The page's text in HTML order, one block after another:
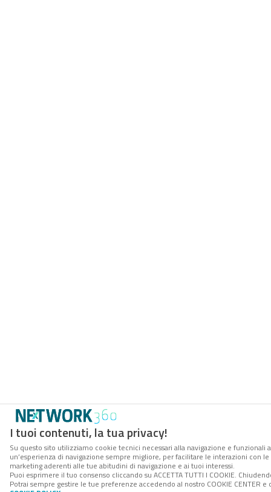
I tuoi contenuti, la tua privacy!
Su questo sito utilizziamo cookie tecnici necessari alla navigazione e
un’esperienza di navigazione sempre migliore, per facilitare le interazioni con
marketing aderenti alle tue abitudini di navigazione e ai tuoi interessi.
Puoi esprimere il tuo consenso cliccando su ACCETTA TUTTI I COOKIE.
Potrai sempre gestire le tue preferenze accedendo al nostro COOKIE